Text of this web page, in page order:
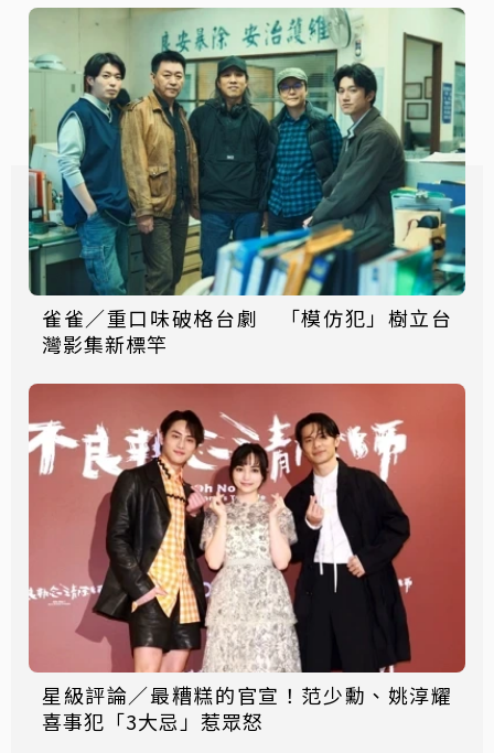
雀雀／重口味破格台劇 「模仿犯」樹立台
灣影集新標竿
星級評論／最糟糕的官宣！范少勳、姚淳耀
喜事犯「3大忌」惹眾怒